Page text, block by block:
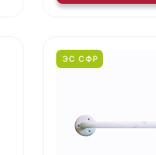
ЭС СФР